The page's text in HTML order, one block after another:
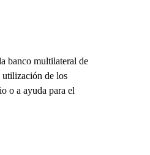
banco multilateral de
utilización de los
o a ayuda para el